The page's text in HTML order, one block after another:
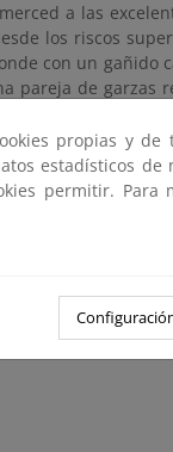
a las
los riscos
con un gañido
pareja de garzas
/ 1:38
propias y de
estadísticos de
permitir. Para